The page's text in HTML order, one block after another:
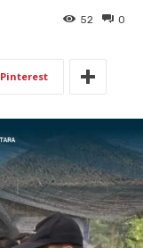
0
52
Pinterest